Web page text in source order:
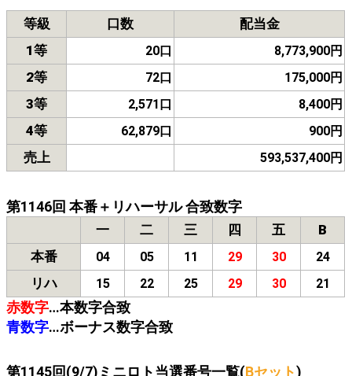
等級 口数
配当金
1等
20口 8,773,900円
2等 72口 175,000円
3等 2,571口 8,400円
4等 62,879口 900円
売上 593,537,400円
第1146回 本番＋リハーサル 合致数字
一 二 三 四 五
B
本番
04 05 11 29 30 24
リハ 15 22 25 29 30 21
赤数字…本数字合致
青数字…ボーナス数字合致
第1145回(9/7)ミニロト当選番号一覧(Bセット)